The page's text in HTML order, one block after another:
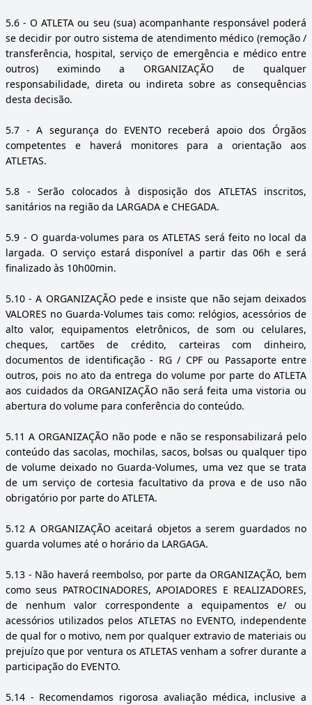
5.6- O ATLETA ou seu (sua) acompanhante responsável poderá
se decidir por outro sistema de atendimento médico (remoção /
transferência, hospital, serviço de emergência e médico entre
outros) eximindo a ORGANIZAÇÃO de qualquer
responsabilidade, direta ou indireta sobre as consequências
desta decisão.
5.7 - A segurança do EVENTO receberá apoio dos Órgãos
competentes e haverá monitores para a orientação aos
ATLETAS.
5.8 - Serão colocados à disposição dos ATLETAS inscritos,
sanitários na região da LARGADA e CHEGADA.
5.9 - O guarda-volumes para os ATLETAS será feito no local da
largada. O serviço estará disponível a partir das 06h e será
finalizado às 10h00min.
5.10- A ORGANIZAÇÃO pede e insiste que não sejam deixados
VALORES no Guarda-Volumes tais como: relógios, acessórios de
alto valor, equipamentos eletrônicos, de som ou celulares,
cheques, cartões de crédito, carteiras com dinheiro,
documentos de identificação - RG / CPF ou Passaporte entre
outros, pois no ato da entrega do volume por parte do ATLETA
aos cuidados da ORGANIZAÇÃO não será feita uma vistoria ou
abertura do volume para conferência do conteúdo.
5.11A ORGANIZAÇÃO não pode e não se responsabilizará pelo
conteúdo das sacolas, mochilas, sacos, bolsas ou qualquer tipo
de volume deixado no Guarda-Volumes, uma vez que se trata
de um serviço de cortesia facultativo da prova e de uso não
obrigatório por parte do ATLETA.
5.12A ORGANIZAÇÃO aceitará objetos a serem guardados no
guarda volumes até o horário da LARGAGA.
5.13 - Não haverá reembolso, por parte da ORGANIZAÇÃO, bem
como seus PATROCINADORES, APOIADORES E REALIZADORES,
de nenhum valor correspondente a equipamentos e/ ou
acessórios utilizados pelos ATLETAS no EVENTO, independente
de qual for o motivo, nem por qualquer extravio de materiais ou
prejuízo que por ventura os ATLETAS venham a sofrer durante a
participação do EVENTO.
5.14 - Recomendamos rigorosa avaliação médica, inclusive a